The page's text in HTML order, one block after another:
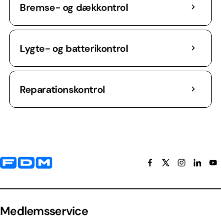
Bremse- og dækkontrol
Lygte- og batterikontrol
Reparationskontrol
Yderligere information og kontaktoplysninger
Medlemsservice